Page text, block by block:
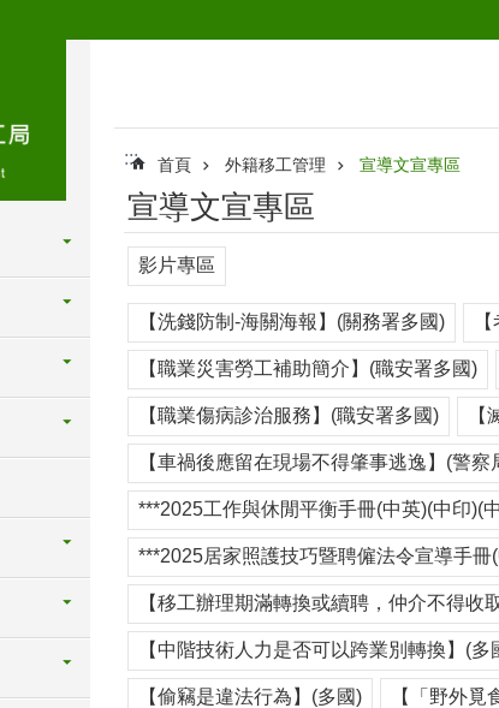
::: 首頁 外籍移工管理 宣導文宣專區
宣導文宣專區
影片專區
【洗錢防制-海關海報】(關務署多國)
【職業災害勞工補助簡介】(職安署多國)
【職業傷病診治服務】(職安署多國)
【車禍後應留在現場不得肇事逃逸】(警察
***2025工作與休閒平衡手冊(中英)(中印)(
***2025居家照護技巧暨聘僱法令宣導手
【移工辦理期滿轉換或續聘，仲介不得收
【中階技術人力是否可以跨業別轉換】(多
【偷竊是違法行為】(多國) 【「野外